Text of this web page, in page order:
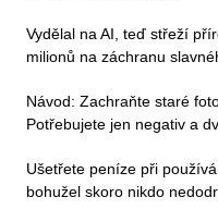
Vydělal na AI, teď střeží
milionů na záchranu
Návod: Zachraňte staré
Potřebujete jen negativ a
Ušetřete peníze při
bohužel skoro nikdo